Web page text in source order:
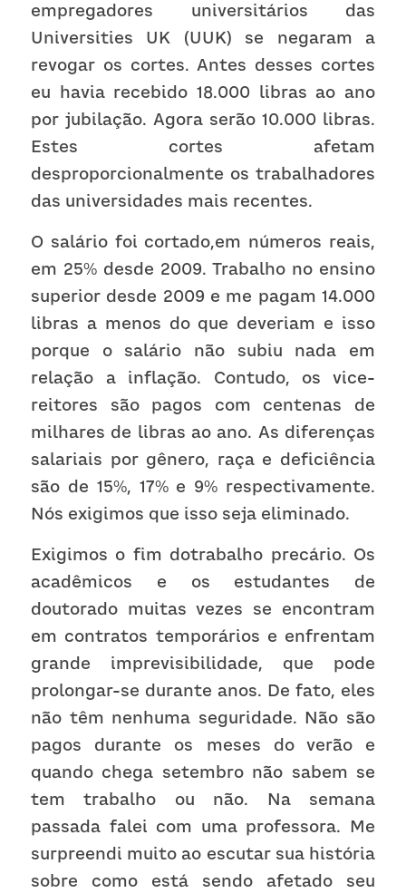
empregadores universitários das
Universities UK (UUK) se negaram a
revogar os cortes. Antes desses cortes
eu havia recebido 18.000 libras ao ano
por jubilação. Agora serão 10.000 libras.
Estes cortes afetam
desproporcionalmente os trabalhadores
das universidades mais recentes.
O salário foi cortado,em números reais,
em 25% desde 2009. Trabalho no ensino
superior desde 2009 e me pagam 14.000
libras a menos do que deveriam e isso
porque o salário não subiu nada em
relação a inflação. Contudo, os vice-
reitores são pagos com centenas de
milhares de libras ao ano. As diferenças
salariais por gênero, raça e deficiência
são de 15%, 17% e 9% respectivamente.
Nós exigimos que isso seja eliminado.
Exigimos o fim dotrabalho precário. Os
acadêmicos e os estudantes de
doutorado muitas vezes se encontram
em contratos temporários e enfrentam
grande imprevisibilidade, que pode
prolongar-se durante anos. De fato, eles
não têm nenhuma seguridade. Não são
pagos durante os meses do verão e
quando chega setembro não sabem se
tem trabalho ou não. Na semana
passada falei com uma professora. Me
surpreendi muito ao escutar sua história
sobre como está sendo afetado seu